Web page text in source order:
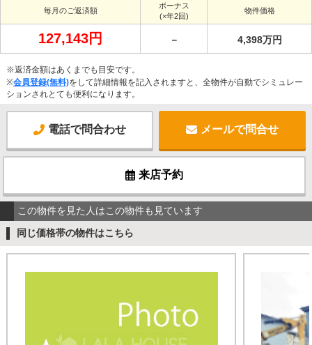
毎月のご返済額
ボーナス
(×年2回)
物件価格
127,143円 － 4,398万円
※返済金額はあくまでも目安です。
※会員登録(無料)をして詳細情報を記入されますと、全物件が自動でシミュレー
ションされとても便利になります。
電話で問合わせ メールで問合せ
来店予約
この物件を見た人はこの物件も見ています
同じ価格帯の物件はこちら